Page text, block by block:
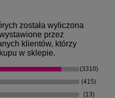
została wyliczona
przez
klientów, którzy
w sklepie.
(3310)
(415)
(13)